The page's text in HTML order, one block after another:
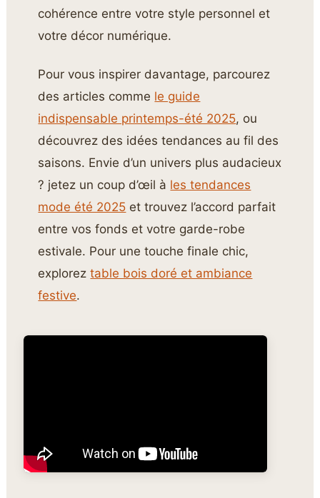
cohérence entre votre style personnel et
votre décor numérique.
Pour vous inspirer davantage, parcourez
des articles comme le guide
indispensable printemps-été 2025, ou
découvrez des idées tendances au fil des
saisons. Envie d’un univers plus audacieux
? jetez un coup d’œil à les tendances
mode été 2025 et trouvez l’accord parfait
entre vos fonds et votre garde-robe
estivale. Pour une touche finale chic,
exploreztable bois doré et ambiance
festive.